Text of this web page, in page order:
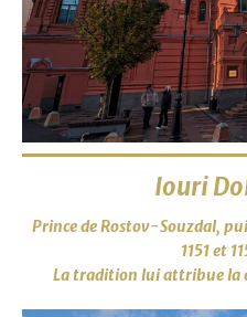
Iouri
Prince de Rostov-Souzdal,
1151 et
La tradition lui attribue la